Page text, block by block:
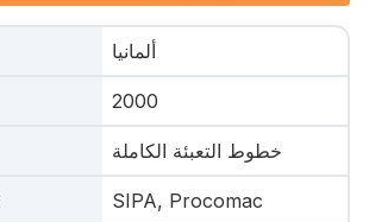
ألمانيا
2000
خطوط التعبئة الكاملة
SIPA, Procomac